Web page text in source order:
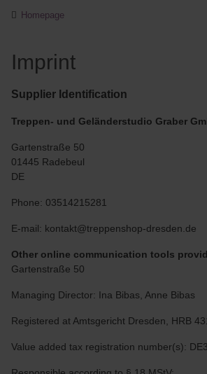
Homepage
Imprint
Supplier Identification
Treppen- und Geländerstudio Graber
Gartenstraße 50
01445 Radebeul
DE
Phone: 03514215281
E-mail: kontakt@treppenshop-dresden.de
Other online communication tools
Gartenstraße 50
Managing Director: Ina Bibas, Anne Bibas
Registered at Amtsgericht Dresden, HRB
Value added tax registration number(s):